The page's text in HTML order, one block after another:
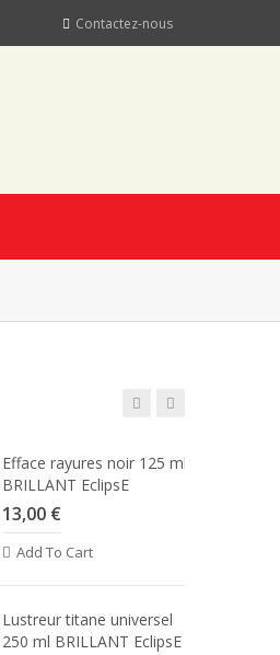
Contactez-nous
Efface rayures noir 125 ml
BRILLANT EclipsE
13,00 €
Add To Cart
Lustreur titane universel
250 ml BRILLANT EclipsE